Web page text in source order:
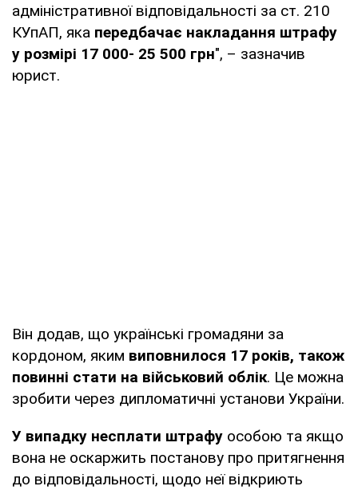
адміністративної відповідальності за ст. 210
КУпАП, яка передбачає накладання штрафу
у розмірі 17 000- 25 500 грн", – зазначив
юрист.
Він додав, що українські громадяни за
кордоном, яким виповнилося 17 років, також
повинні стати на військовий облік. Це можна
зробити через дипломатичні установи України.
У випадку несплати штрафу особою та якщо
вона не оскаржить постанову про притягнення
до відповідальності, щодо неї відкриють